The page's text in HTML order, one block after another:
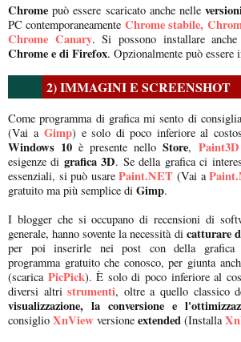
Chrome può essere scaricato anche nelle
PC contemporaneamente Chrome stabile,
Chrome Canary. Si possono installare
Chrome e di Firefox. Opzionalmente può essere
2) IMMAGINI E SCREENSHOT
Come programma di grafica mi sento di
(Vai a Gimp) e solo di poco inferiore al
Windows 10 è presente nello Store, Paint3D
esigenze di grafica 3D. Se della grafica ci
essenziali, si può usare Paint.NET (Vai a
gratuito ma più semplice di Gimp.
I blogger che si occupano di recensioni di
generale, hanno sovente la necessità di catturare
per poi inserirle nei post con della
programma gratuito che conosco, per giunta
(scarica PicPick). È solo di poco inferiore al
diversi altristrumenti, oltre a quello classico
visualizzazione, la conversione e
consiglio XnView versione extended (Installa